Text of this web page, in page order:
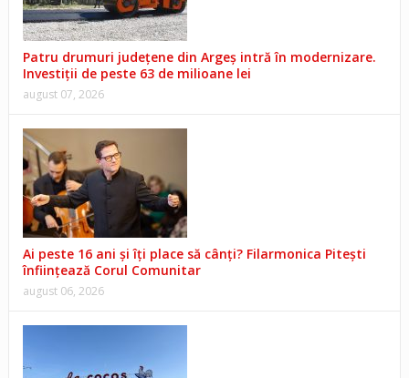
Patru drumuri județene din Argeș intră în modernizare.
Investiții de peste 63 de milioane lei
august 07, 2026
Ai peste 16 ani și îți place să cânți? Filarmonica Pitești
înființează Corul Comunitar
august 06, 2026